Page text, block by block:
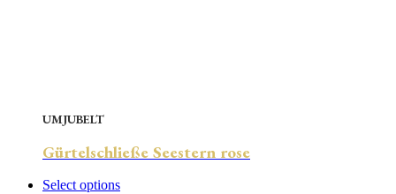
UMJUBELT
Gürtelschließe Seestern rose
Select options